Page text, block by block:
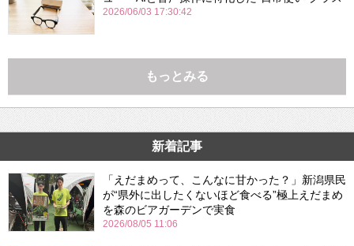
2026/06/03 17:30:42
もっとみる
新着記事
「えだまめって、こんなに甘かった？」新潟県民
が“県外に出したくないほど食べる”極上えだまめ
を森のビアガーデンで実食
2026/08/05 11:06